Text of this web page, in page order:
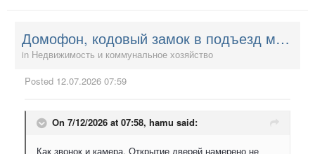
Домофон, кодовый замок в подъезд многоквартирного дома
in Недвижимость и коммунальное хозяйство
Posted 12.07.2026 07:59
On 7/12/2026 at 07:58, hamu said:
Как звонок и камера. Открытие дверей намерено не